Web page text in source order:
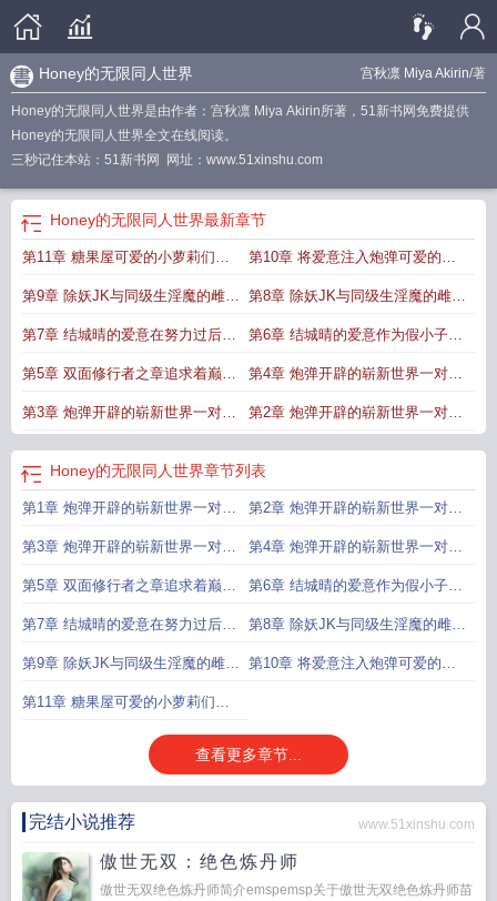
宫秋凛 Miya Akirin/著
Honey的无限同人世界
Honey的无限同人世界是由作者：宫秋凛 Miya Akirin所著，51新书网免费提供
Honey的无限同人世界全文在线阅读。
三秒记住本站：51新书网 网址：www.51xinshu.com
Honey的无限同人世界最新章节
第11章 糖果屋可爱的小萝莉们想
要逃离淫荡的牢笼
第10章 将爱意注入炮弹可爱的女
孩儿们相爱相杀的色情故事浴池之
中的百合盛放
第9章 除妖JK与同级生淫魔的雌堕
契约 无敌的拔作手段搭配上少女娇
躯的鲜美2
第8章 除妖JK与同级生淫魔的雌堕
契约 无敌的拔作手段搭配上少女娇
躯的鲜美1
第7章 结城晴的爱意在努力过后对
于爱的理解和温存2
第6章 结城晴的爱意作为假小子的
生活和爱着自己的男人1
第5章 双面修行者之章追求着巅峰
的修行者欲火焚身的故事
第4章 炮弹开辟的崭新世界一对对
百合花盛开时之时又怎么不能是绽
第3章 炮弹开辟的崭新世界一对对
百合花盛开时之时又怎么不能是绽
放的鲜血淋漓3
第2章 炮弹开辟的崭新世界一对对
百合花盛开时之时又怎么不能是绽
放的鲜血淋漓2
Honey的无限同人世界章节列表
第1章 炮弹开辟的崭新世界一对对
百合花盛开时之时又怎么不能是绽
放的鲜血淋漓1
第2章 炮弹开辟的崭新世界一对对
百合花盛开时之时又怎么不能是绽
放的鲜血淋漓2
第3章 炮弹开辟的崭新世界一对对
百合花盛开时之时又怎么不能是绽
放的鲜血淋漓3
第4章 炮弹开辟的崭新世界一对对
百合花盛开时之时又怎么不能是绽
放的鲜血淋漓4
第5章 双面修行者之章追求着巅峰
的修行者欲火焚身的故事
第6章 结城晴的爱意作为假小子的
生活和爱着自己的男人1
第7章 结城晴的爱意在努力过后对
于爱的理解和温存2
第8章 除妖JK与同级生淫魔的雌堕
契约 无敌的拔作手段搭配上少女娇
第9章 除妖JK与同级生淫魔的雌堕
契约 无敌的拔作手段搭配上少女娇
第10章 将爱意注入炮弹可爱的女
中的百合盛放
第11章 糖果屋可爱的小萝莉们想
查看更多章节...
完结小说推荐 www.51xinshu.com
傲世无双：绝色炼丹师
傲世无双绝色炼丹师简介emspemsp关于傲世无双绝色炼丹师苗